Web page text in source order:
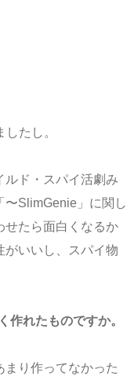
たし。
ルド・スパイ活劇み
〜SlimGenie」に関し
せたら面白くなるか
がいいし、スパイ物
れたものですか。
り作ってなかった